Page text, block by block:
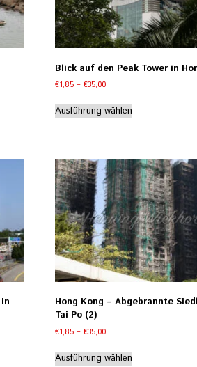
Blick auf den Peak Tower in
€1,85 –€35,00Preisspanne:
bis
€35,00
Ausführung wählen
Varianten
auf.
Die
Optionen
können
auf
der
Produktseite
gewählt
werden
Hong Kong – Abgebrannte
Tai Po (2)
€1,85 –€35,00Preisspanne:
bis
Ausführung wählen